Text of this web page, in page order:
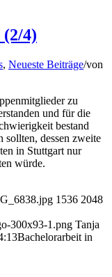
4)
, Neueste Beiträge/von
zu
und für die
bestand
dessen zweite
in Stuttgart nur
würde.
1536 2048
300x93-1.png Tanja
Bachelorarbeit in